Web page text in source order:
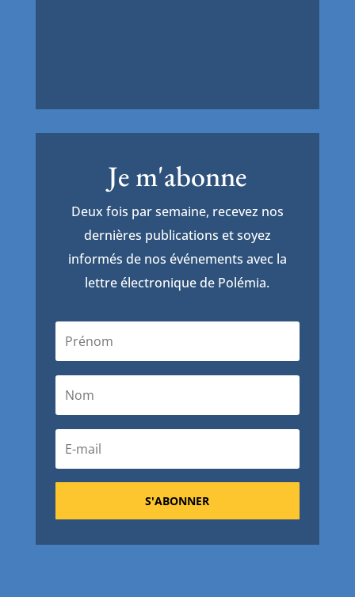
Je m'abonne
Deux fois par semaine, recevez nos
dernières publications et soyez
informés de nos événements avec la
lettre électronique de Polémia.
S'ABONNER